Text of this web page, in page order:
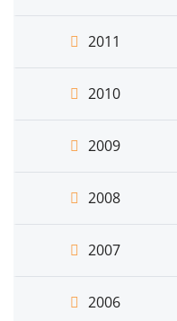
2011
2010
2009
2008
2007
2006